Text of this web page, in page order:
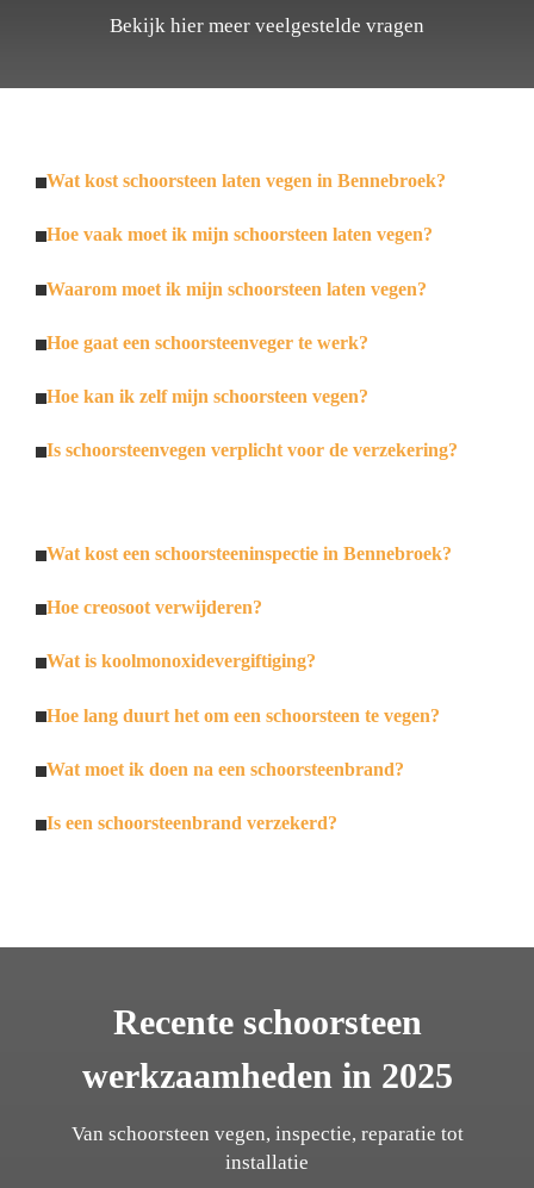
Bekijk hier meer veelgestelde vragen
Wat kost schoorsteen laten vegen in Bennebroek?
Hoe vaak moet ik mijn schoorsteen laten vegen?
Waarom moet ik mijn schoorsteen laten vegen?
Hoe gaat een schoorsteenveger te werk?
Hoe kan ik zelf mijn schoorsteen vegen?
Is schoorsteenvegen verplicht voor de verzekering?
Wat kost een schoorsteeninspectie in Bennebroek?
Hoe creosoot verwijderen?
Wat is koolmonoxidevergiftiging?
Hoe lang duurt het om een schoorsteen te vegen?
Wat moet ik doen na een schoorsteenbrand?
Is een schoorsteenbrand verzekerd?
Recente schoorsteen
werkzaamheden in 2025
Van schoorsteen vegen, inspectie, reparatie tot
installatie